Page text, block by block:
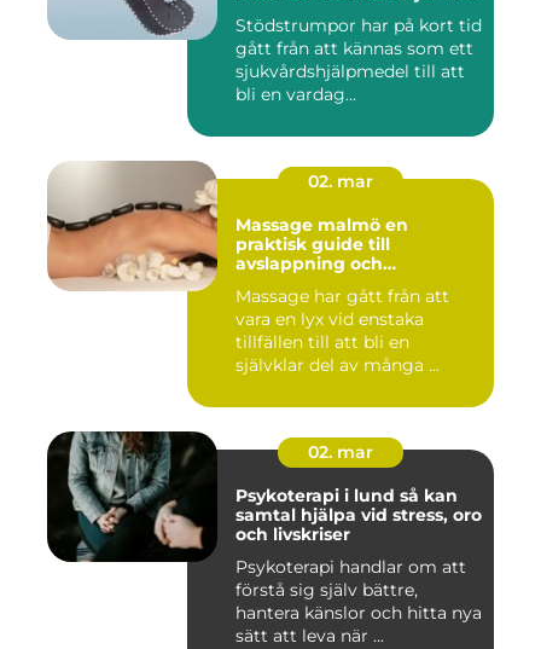
Stödstrumpor har på kort tid
gått från att kännas som ett
sjukvårdshjälpmedel till att
bli en vardag...
02. mar
Massage malmö en
praktisk guide till
avslappning och
Massage har gått från att
vara en lyx vid enstaka
tillfällen till att bli en
självklar del av många ...
02. mar
Psykoterapi i lund så kan
samtal hjälpa vid stress, oro
och livskriser
Psykoterapi handlar om att
förstå sig själv bättre,
hantera känslor och hitta nya
sätt att leva när ...